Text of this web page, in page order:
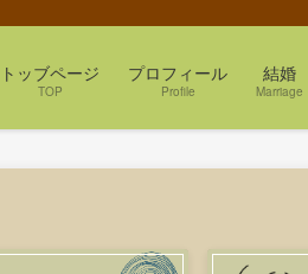
トッブページ
TOP
プロフィール
Profile
結婚
Marriage